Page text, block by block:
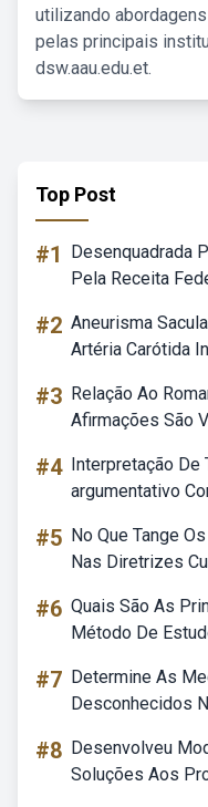
utilizando
pelas principais
dsw.aau.edu.et.
Top Post
#1
Desenquadrada
Pela Receita
#2 Aneurisma
Artéria Carótida
#3 Relação Ao
Afirmações São
#4 Interpretação
argumentativo
#5 No Que Tange
Nas Diretrizes
#6 Quais São As
Método De
#7 Determine As
Desconhecidos
#8 Desenvolveu
Soluções Aos